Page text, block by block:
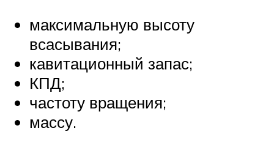
максимальную высоту
всасывания;
кавитационный запас;
КПД;
частоту вращения;
массу.